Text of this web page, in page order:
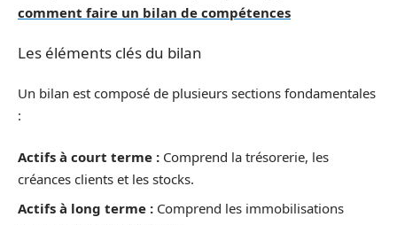
comment faire un bilan de compétences
Les éléments clés du bilan
Un bilan est composé de plusieurs sections fondamentales
:
Actifs à court terme : Comprend la trésorerie, les
créances clients et les stocks.
Actifs à long terme : Comprend les immobilisations